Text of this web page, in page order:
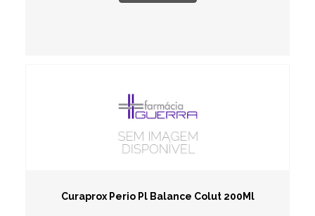
Curaprox Perio Pl Balance Colut 200Ml